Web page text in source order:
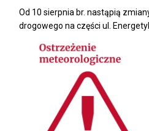
Od 10 sierpnia br. nastąpią
drogowego na części ul.